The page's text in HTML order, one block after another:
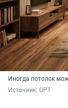
Иногда потолок
Источник: GPT